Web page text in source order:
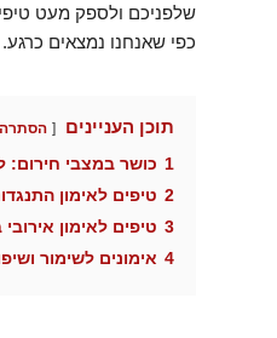
שלפניכם ולספק מעט
כפי שאנחנו נמצאים כרגע.
תוכן העניינים הסתרה
1 כושר במצבי חירום:
2 טיפים לאימון
3 טיפים לאימון
4 אימונים לשימור